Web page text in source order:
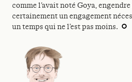
comme l’avait noté Goya,
certainement un engagement
un temps qui ne l’est pas moins.